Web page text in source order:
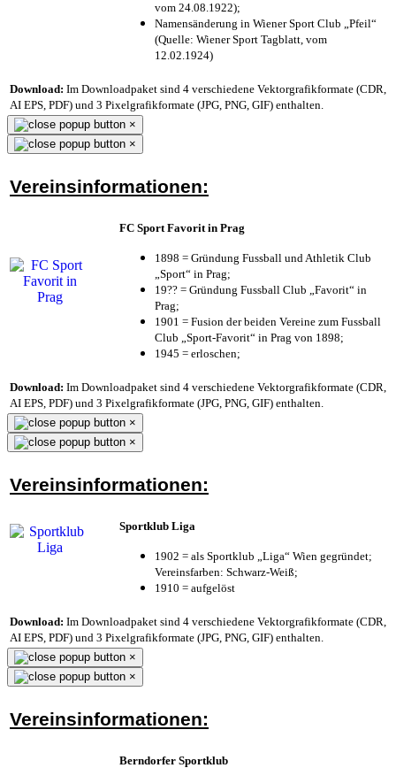
vom 24.08.1922);
Namensänderung in Wiener Sport Club „Pfeil“
(Quelle: Wiener Sport Tagblatt, vom
12.02.1924)
Download: Im Downloadpaket sind 4 verschiedene Vektorgrafikformate (CDR,
AI EPS, PDF) und 3 Pixelgrafikformate (JPG, PNG, GIF) enthalten.
×
×
Vereinsinformationen:
FC Sport Favorit in Prag
1898 = Gründung Fussball und Athletik Club
„Sport“ in Prag;
19?? = Gründung Fussball Club „Favorit“ in
Prag;
1901 = Fusion der beiden Vereine zum Fussball
Club „Sport-Favorit“ in Prag von 1898;
1945 = erloschen;
Download: Im Downloadpaket sind 4 verschiedene Vektorgrafikformate (CDR,
AI EPS, PDF) und 3 Pixelgrafikformate (JPG, PNG, GIF) enthalten.
×
×
Vereinsinformationen:
Sportklub Liga
1902 = als Sportklub „Liga“ Wien gegründet;
Vereinsfarben: Schwarz-Weiß;
1910 = aufgelöst
Download: Im Downloadpaket sind 4 verschiedene Vektorgrafikformate (CDR,
AI EPS, PDF) und 3 Pixelgrafikformate (JPG, PNG, GIF) enthalten.
×
×
Vereinsinformationen:
Berndorfer Sportklub